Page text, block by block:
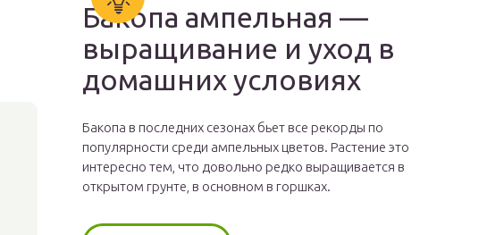
Бакопа ампельная —
выращивание и уход в
домашних условиях
Бакопа в последних сезонах бьет все рекорды по
популярности среди ампельных цветов. Растение это
интересно тем, что довольно редко выращивается в
открытом грунте, в основном в горшках.